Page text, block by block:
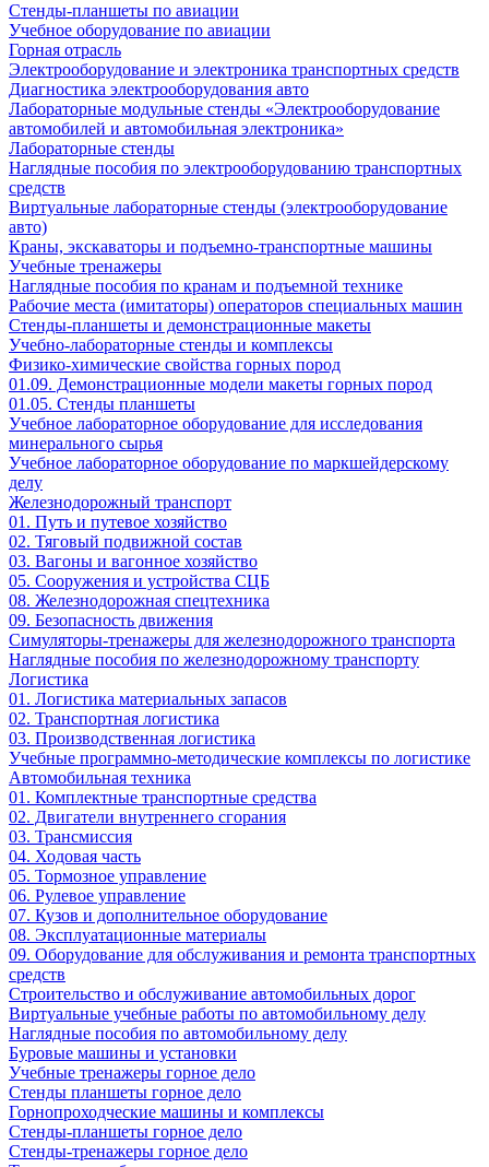
Стенды-планшеты по авиации
Учебное оборудование по авиации
Горная отрасль
Электрооборудование и электроника транспортных средств
Диагностика электрооборудования авто
Лабораторные модульные стенды «Электрооборудование
автомобилей и автомобильная электроника»
Лабораторные стенды
Наглядные пособия по электрооборудованию транспортных
средств
Виртуальные лабораторные стенды (электрооборудование
авто)
Краны, экскаваторы и подъемно-транспортные машины
Учебные тренажеры
Наглядные пособия по кранам и подъемной технике
Рабочие места (имитаторы) операторов специальных машин
Стенды-планшеты и демонстрационные макеты
Учебно-лабораторные стенды и комплексы
Физико-химические свойства горных пород
01.09. Демонстрационные модели макеты горных пород
01.05. Стенды планшеты
Учебное лабораторное оборудование для исследования
минерального сырья
Учебное лабораторное оборудование по маркшейдерскому
делу
Железнодорожный транспорт
01. Путь и путевое хозяйство
02. Тяговый подвижной состав
03. Вагоны и вагонное хозяйство
05. Сооружения и устройства СЦБ
08. Железнодорожная спецтехника
09. Безопасность движения
Симуляторы-тренажеры для железнодорожного транспорта
Наглядные пособия по железнодорожному транспорту
Логистика
01. Логистика материальных запасов
02. Транспортная логистика
03. Производственная логистика
Учебные программно-методические комплексы по логистике
Автомобильная техника
01. Комплектные транспортные средства
02. Двигатели внутреннего сгорания
03. Трансмиссия
04. Ходовая часть
05. Тормозное управление
06. Рулевое управление
07. Кузов и дополнительное оборудование
08. Эксплуатационные материалы
09. Оборудование для обслуживания и ремонта транспортных
средств
Строительство и обслуживание автомобильных дорог
Виртуальные учебные работы по автомобильному делу
Наглядные пособия по автомобильному делу
Буровые машины и установки
Учебные тренажеры горное дело
Стенды планшеты горное дело
Горнопроходческие машины и комплексы
Стенды-планшеты горное дело
Стенды-тренажеры горное дело